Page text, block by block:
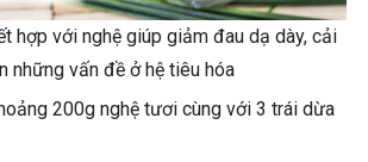
hợp với nghệ giúp giảm đau dạ dày, cải
những vấn đề ở hệ tiêu hóa
200g nghệ tươi cùng với 3 trái dừa